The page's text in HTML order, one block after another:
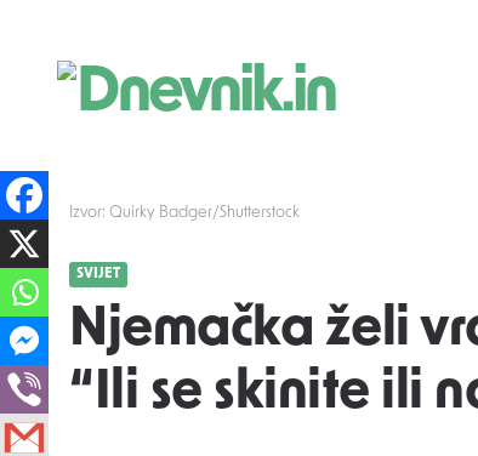
Dnevnik.in
Izvor: Quirky Badger/Shutterstock
SVIJET
Njemačka želi
“Ili se skinite ili